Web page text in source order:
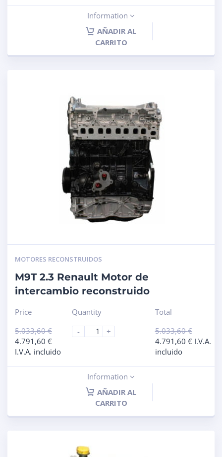
Information
AÑADIR AL
CARRITO
MOTORES RECONSTRUIDOS
M9T 2.3 Renault Motor de
intercambio reconstruido
Price
5.033,60€
4.791,60 €
I.V.A. incluido
Quantity
-
+
Total
5.033,60€
4.791,60 € I.V.A.
incluido
Information
AÑADIR AL
CARRITO